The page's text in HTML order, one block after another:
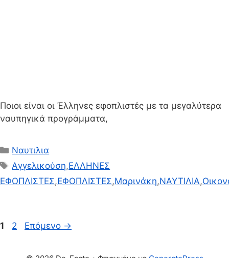
Ποιοι είναι οι Έλληνες εφοπλιστές με τα μεγαλύτερα
ναυπηγικά προγράμματα,
Κατηγορίες
Ναυτιλια
Ετικέτες
Αγγελικούση,ΕΛΛΗΝΕΣ
ΕΦΟΠΛΙΣΤΕΣ,ΕΦΟΠΛΙΣΤΕΣ,Μαρινάκη,ΝΑΥΤΙΛΙΑ,
Σελίδα
1 Σελίδα
2 Επόμενο →